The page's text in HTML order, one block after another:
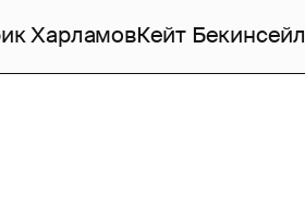
ХарламовКейт Бекинсейл